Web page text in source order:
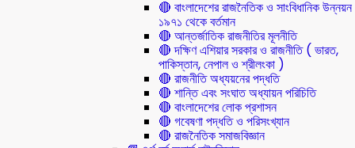
🔴 বাংলাদেশের রাজনৈতিক ও সাংবিধানিক উন্নয়ন
১৯৭১ থেকে বর্তমান
🔴 আন্তর্জাতিক রাজনীতির মূলনীতি
🔴 দক্ষিণ এশিয়ার সরকার ও রাজনীতি ( ভারত,
পাকিস্তান, নেপাল ও শ্রীলংকা )
🔴 রাজনীতি অধ্যয়নের পদ্ধতি
🔴 শান্তি এবং সংঘাত অধ্যায়ন পরিচিতি
🔴 বাংলাদেশের লোক প্রশাসন
🔴 গবেষণা পদ্ধতি ও পরিসংখ্যান
🔴 রাজনৈতিক সমাজবিজ্ঞান